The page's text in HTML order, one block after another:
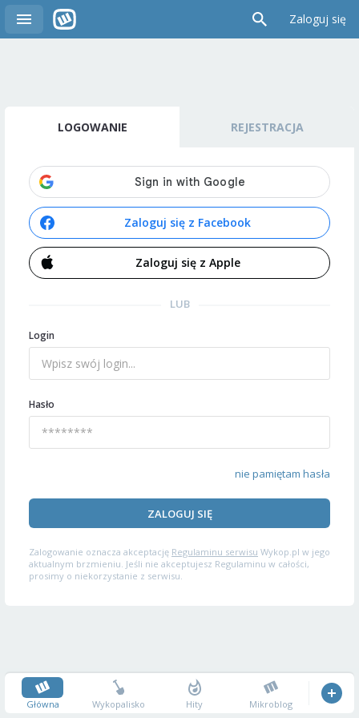
Zaloguj się
LOGOWANIE REJESTRACJA
Zaloguj się z Facebook
Zaloguj się z Apple
LUB
Login
Hasło
nie pamiętam hasła
ZALOGUJ SIĘ
Zalogowanie oznacza akceptację Regulaminu serwisu Wykop.pl w jego
aktualnym brzmieniu. Jeśli nie akceptujesz Regulaminu w całości,
prosimy o niekorzystanie z serwisu.
Główna Wykopalisko Hity Mikroblog